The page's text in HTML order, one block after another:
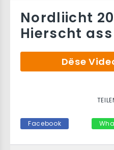
Nordliicht
Hierscht
Dëse
Facebook